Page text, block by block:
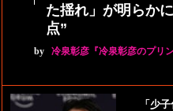
た揺れ」が明らか
点”
by 冷泉彰彦『冷泉彰彦のプリ
「少